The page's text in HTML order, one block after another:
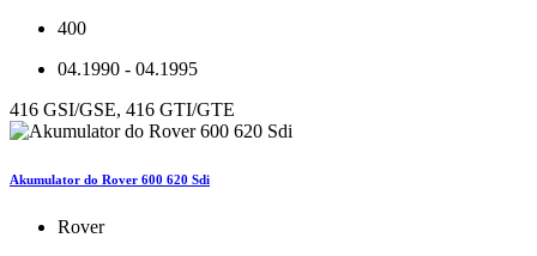
400
04.1990 - 04.1995
416 GSI/GSE, 416 GTI/GTE
Akumulator do Rover 600 620 Sdi
Rover